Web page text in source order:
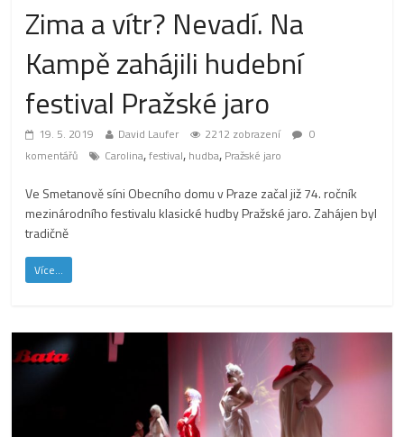
Zima a vítr? Nevadí. Na
Kampě zahájili hudební
festival Pražské jaro
19. 5. 2019 David Laufer 2212 zobrazení
0
komentářů
Carolina,festival, hudba, Pražské jaro
Ve Smetanově síni Obecního domu v Praze začal již 74. ročník
mezinárodního festivalu klasické hudby Pražské jaro. Zahájen byl
tradičně
Více...